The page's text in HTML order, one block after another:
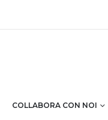
COLLABORA CON NOI